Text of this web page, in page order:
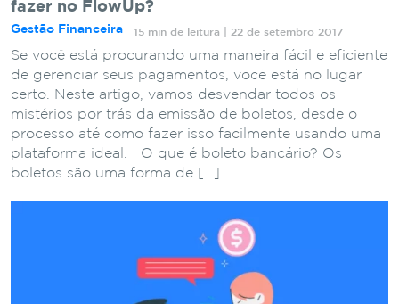
fazer no FlowUp?
Gestão Financeira 15 min de leitura | 22 de setembro 2017
Se você está procurando uma maneira fácil e eficiente
de gerenciar seus pagamentos, você está no lugar
certo. Neste artigo, vamos desvendar todos os
mistérios por trás da emissão de boletos, desde o
processo até como fazer isso facilmente usando uma
plataforma ideal. O que é boleto bancário? Os
boletos são uma forma de […]